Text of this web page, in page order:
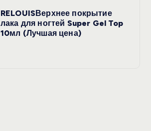
RELOUISВерхнее покрытие
лака для ногтей Super Gel Top
10мл (Лучшая цена)